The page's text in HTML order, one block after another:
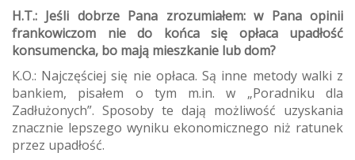
H.T.: Jeśli dobrze Pana zrozumiałem: w Pana opinii
frankowiczom nie do końca się opłaca upadłość
konsumencka, bo mają mieszkanie lub dom?
K.O.: Najczęściej się nie opłaca. Są inne metody walki z
bankiem, pisałem o tym m.in. w „Poradniku dla
Zadłużonych”. Sposoby te dają możliwość uzyskania
znacznie lepszego wyniku ekonomicznego niż ratunek
przez upadłość.